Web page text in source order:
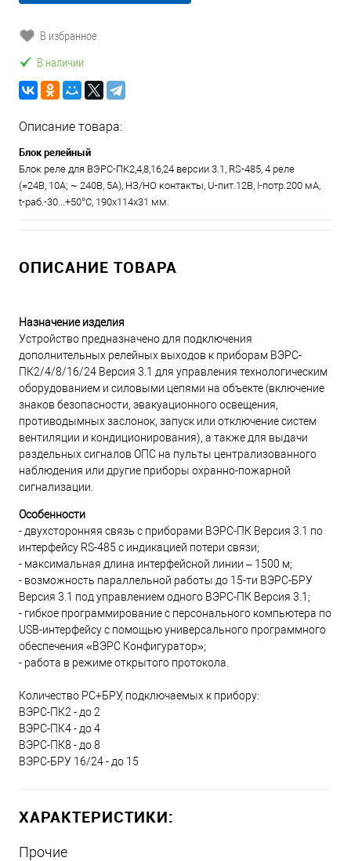
В избранное
В наличии
Описание товара:
Блок релейный
Блок реле для ВЭРС-ПК2,4,8,16,24 версии 3.1, RS-485, 4 реле
(=24В, 10А; ~ 240В, 5А), НЗ/НО контакты, U-пит.12В, I-потр.200 мА,
t-раб.-30...+50°С, 190х114х31 мм.
ОПИСАНИЕ ТОВАРА
Назначение изделия
Устройство предназначено для подключения
дополнительных релейных выходов к приборам ВЭРС-
ПК2/4/8/16/24 Версия 3.1 для управления технологическим
оборудованием и силовыми цепями на объекте (включение
знаков безопасности, эвакуационного освещения,
противодымных заслонок, запуск или отключение систем
вентиляции и кондиционирования), а также для выдачи
раздельных сигналов ОПС на пульты централизованного
наблюдения или другие приборы охранно-пожарной
сигнализации.
Особенности
- двухсторонняя связь с приборами ВЭРС-ПК Версия 3.1 по
интерфейсу RS-485 с индикацией потери связи;
- максимальная длина интерфейсной линии – 1500 м;
- возможность параллельной работы до 15-ти ВЭРС-БРУ
Версия 3.1 под управлением одного ВЭРС-ПК Версия 3.1;
- гибкое программирование с персонального компьютера по
USB-интерфейсу с помощью универсального программного
обеспечения «ВЭРС Конфигуратор»;
- работа в режиме открытого протокола.
Количество РС+БРУ, подключаемых к прибору:
ВЭРС-ПК2 - до 2
ВЭРС-ПК4 - до 4
ВЭРС-ПК8 - до 8
ВЭРС-БРУ 16/24 - до 15
ХАРАКТЕРИСТИКИ:
Прочие